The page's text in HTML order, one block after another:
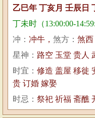
乙巳年 丁亥月 壬辰日
丁未时（13:00:00-
冲： 冲牛， 煞方： 煞西
星神： 路空 玉堂 贵人
时宜： 修造 盖屋 移徙
贵 订婚 嫁娶
时忌： 祭祀 祈福 斋醮